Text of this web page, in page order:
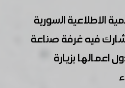
الاطلاعية السورية
فيه غرفة صناعة
بزيارة